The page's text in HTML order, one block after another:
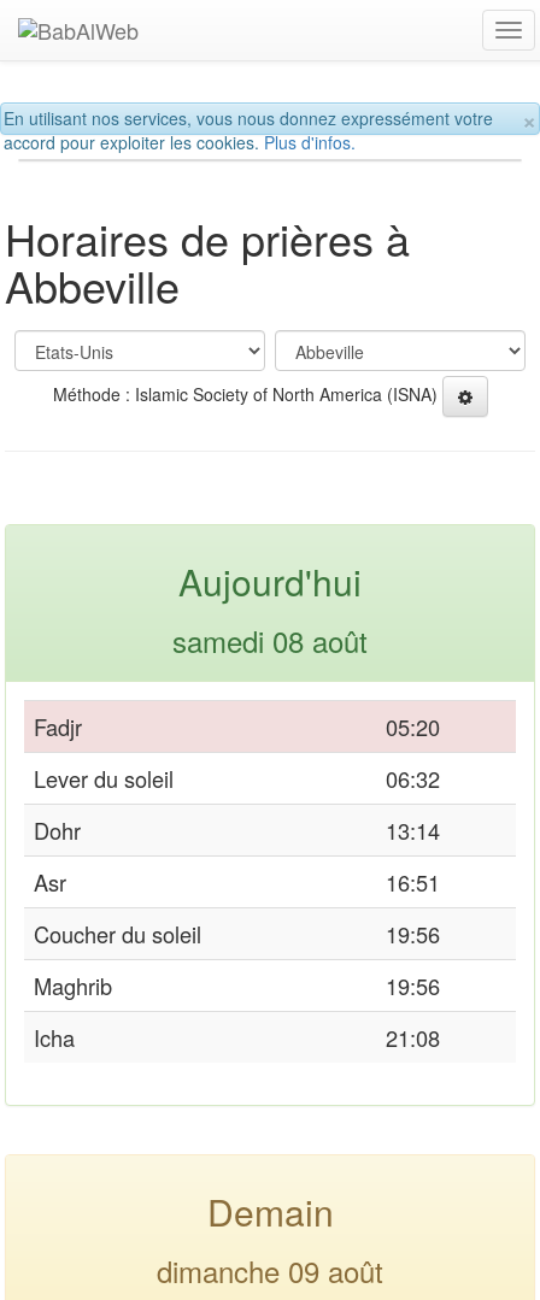
×
En utilisant nos services, vous nous donnez expressément votre
accord pour exploiter les cookies.Plus d'infos.
Horaires de prières à
Abbeville
Méthode : Islamic Society of North America (ISNA)
Aujourd'hui
samedi 08 août
Fadjr
05:20
Lever du soleil
06:32
Dohr
13:14
Asr
16:51
Coucher du soleil
19:56
Maghrib
19:56
Icha
21:08
Demain
dimanche 09 août